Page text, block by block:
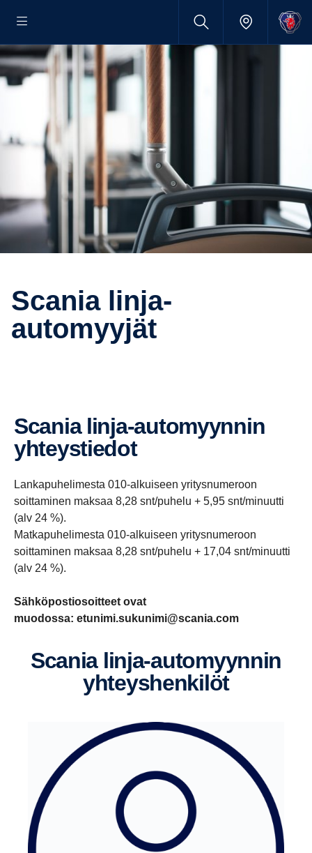
Scania linja-​
automyyjät
Scania linja-​automyynnin
yhteys­tiedot
Lankapuhelimesta 010-alkuiseen yritysnumeroon
soittaminen maksaa 8,28 snt/puhelu + 5,95 snt/minuutti
(alv 24 %).
Matkapuhelimesta 010-alkuiseen yritysnumeroon
soittaminen maksaa 8,28 snt/puhelu + 17,04 snt/minuutti
(alv 24 %).
Sähköpostiosoitteet ovat
muodossa: etunimi.sukunimi@scania.com
Scania linja-​automyynnin
yhteys­hen­kilöt